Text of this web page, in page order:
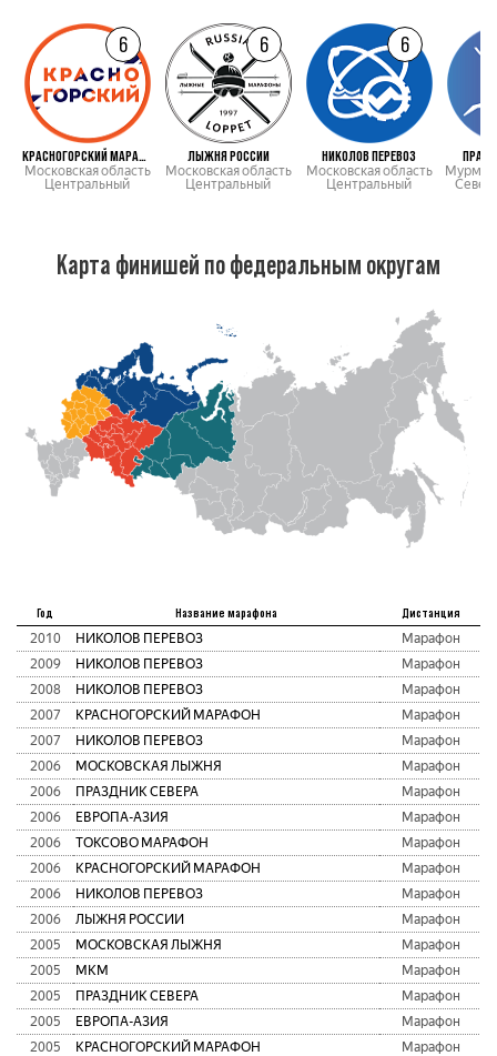
6
КРАСНОГОРСКИЙ МАРАФОН
Московская область
Центральный
6
ЛЫЖНЯ РОССИИ
Московская область
Центральный
6
НИКОЛОВ ПЕРЕВОЗ
Московская область
Центральный
Карта финишей по федеральным округам
Год Название марафона Дистанция
2010 НИКОЛОВ ПЕРЕВОЗ
Марафон
2009
НИКОЛОВ ПЕРЕВОЗ
Марафон
2008
НИКОЛОВ ПЕРЕВОЗ
Марафон
2007
КРАСНОГОРСКИЙ МАРАФОН
Марафон
2007
НИКОЛОВ ПЕРЕВОЗ
Марафон
2006
МОСКОВСКАЯ ЛЫЖНЯ
Марафон
2006
ПРАЗДНИК СЕВЕРА
Марафон
2006
ЕВРОПА-АЗИЯ
Марафон
2006
ТОКСОВО МАРАФОН
Марафон
2006
КРАСНОГОРСКИЙ МАРАФОН
Марафон
2006
НИКОЛОВ ПЕРЕВОЗ
Марафон
2006
ЛЫЖНЯ РОССИИ
Марафон
2005
МОСКОВСКАЯ ЛЫЖНЯ
Марафон
2005
МКМ
Марафон
2005
ПРАЗДНИК СЕВЕРА
Марафон
2005
ЕВРОПА-АЗИЯ
Марафон
2005
КРАСНОГОРСКИЙ МАРАФОН
Марафон